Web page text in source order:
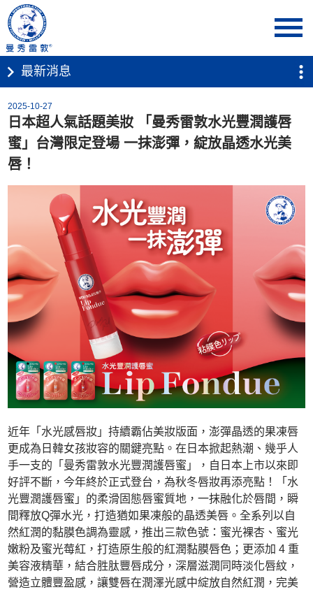
首頁
最新消息
2025-10-27
日本超人氣話題美妝 「曼秀雷敦水光豐潤護唇
蜜」台灣限定登場 一抹澎彈，綻放晶透水光美
唇！
近年「水光感唇妝」持續霸佔美妝版面，澎彈晶透的果凍唇
更成為日韓女孩妝容的關鍵亮點。在日本掀起熱潮、幾乎人
手一支的「曼秀雷敦水光豐潤護唇蜜」，自日本上市以來即
好評不斷，今年終於正式登台，為秋冬唇妝再添亮點！「水
光豐潤護唇蜜」的柔滑固態唇蜜質地，一抹融化於唇間，瞬
間釋放Q彈水光，打造猶如果凍般的晶透美唇。全系列以自
然紅潤的黏膜色調為靈感，推出三款色號：蜜光裸杏、蜜光
嫩粉及蜜光莓紅，打造原生般的紅潤黏膜唇色；更添加 4 重
美容液精華，結合胜肽豐唇成分，深層滋潤同時淡化唇紋，
營造立體豐盈感，讓雙唇在潤澤光感中綻放自然紅潤，完美